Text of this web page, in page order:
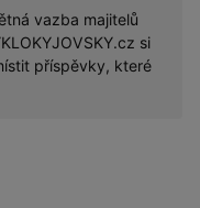
vazba majitelů
si
příspěvky, které